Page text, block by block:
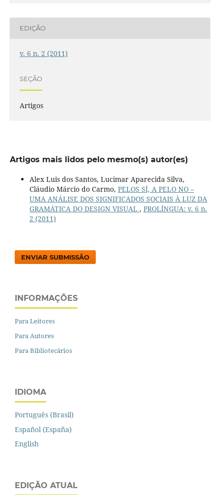
EDIÇÃO
v. 6 n. 2 (2011)
SEÇÃO
Artigos
Artigos mais lidos pelo mesmo(s) autor(es)
Alex Luis dos Santos, Lucimar Aparecida Silva,
Cláudio Márcio do Carmo, PELOS SÍ, A PELO NO –
UMA ANÁLISE DOS SIGNIFICADOS SOCIAIS À LUZ DA
GRAMÁTICA DO DESIGN VISUAL , PROLÍNGUA: v. 6 n.
2 (2011)
ENVIAR SUBMISSÃO
INFORMAÇÕES
Para Leitores
Para Autores
Para Bibliotecários
IDIOMA
Português (Brasil)
Español (España)
English
EDIÇÃO ATUAL